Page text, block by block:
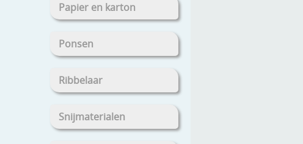
Papier en karton
Ponsen
Ribbelaar
Snijmaterialen